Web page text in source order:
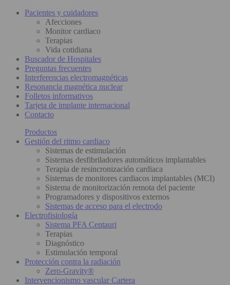
Pacientes y cuidadores
Afecciones
Monitor cardiaco
Terapias
Vida cotidiana
Buscador de Hospitales
Preguntas frecuentes
Interferencias electromagnéticas
Resonancia magnética nuclear
Folletos informativos
Tarjeta de implante internacional
Contacto
Productos
Gestión del ritmo cardiaco
Sistemas de estimulación
Sistemas desfibriladores automáticos implantables
Terapia de resincronización cardiaca
Sistemas de monitores cardiacos implantables (MCI)
Sistema de monitorización remota del paciente
Programadores y dispositivos externos
Sistemas de acceso para el electrodo
Electrofisiología
Sistema PFA Centauri
Terapias
Diagnóstico
Estimulación temporal
Protección contra la radiación
Zero-Gravity®
Intervencionismo vascular Cartera